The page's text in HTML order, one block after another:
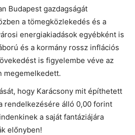
Budapest gazdagságát
a tömegközlekedés és a
energiakiadások egyébként is
és a kormány rossz inflációs
is figyelembe véve az
megemelkedett.
hogy Karácsony mit építhetett
rendelkezésére álló 0,00 forint
a saját fantáziájára
előnyben!